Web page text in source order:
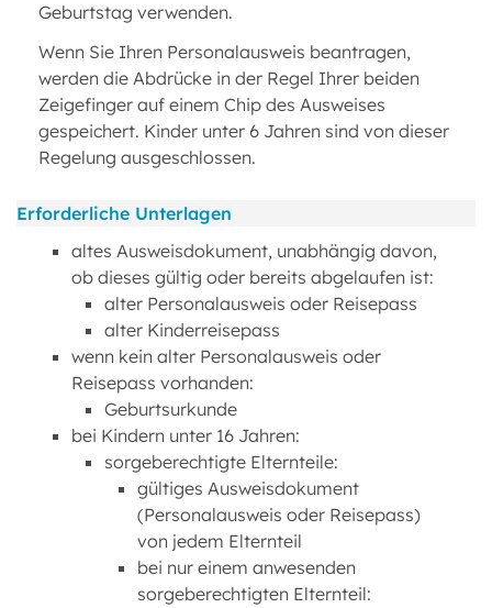
Geburtstag verwenden.
Wenn Sie Ihren Personalausweis beantragen,
werden die Abdrücke in der Regel Ihrer beiden
Zeigefinger auf einem Chip des Ausweises
gespeichert. Kinder unter 6 Jahren sind von dieser
Regelung ausgeschlossen.
Erforderliche Unterlagen
altes Ausweisdokument, unabhängig davon,
ob dieses gültig oder bereits abgelaufen ist:
alter Personalausweis oder Reisepass
alter Kinderreisepass
wenn kein alter Personalausweis oder
Reisepass vorhanden:
Geburtsurkunde
bei Kindern unter 16 Jahren:
sorgeberechtigte Elternteile:
gültiges Ausweisdokument
(Personalausweis oder Reisepass)
von jedem Elternteil
bei nur einem anwesenden
sorgeberechtigten Elternteil: